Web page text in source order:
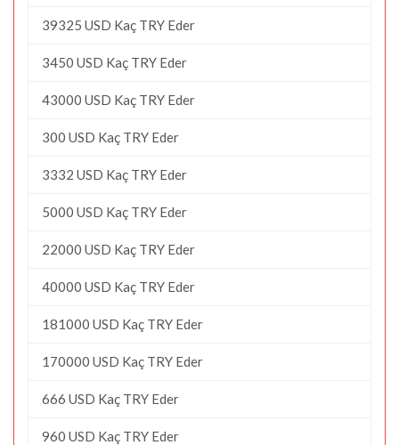
39325 USD Kaç TRY Eder
3450 USD Kaç TRY Eder
43000 USD Kaç TRY Eder
300 USD Kaç TRY Eder
3332 USD Kaç TRY Eder
5000 USD Kaç TRY Eder
22000 USD Kaç TRY Eder
40000 USD Kaç TRY Eder
181000 USD Kaç TRY Eder
170000 USD Kaç TRY Eder
666 USD Kaç TRY Eder
960 USD Kaç TRY Eder